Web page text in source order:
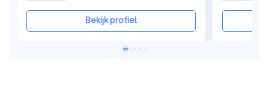
Bekijk profiel